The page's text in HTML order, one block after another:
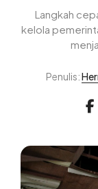
Langkah
kelola
Penulis: